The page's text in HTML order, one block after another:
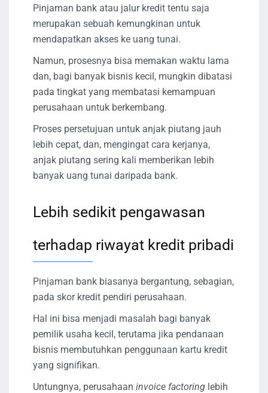
Pinjaman bank atau jalur kredit tentu saja
merupakan sebuah kemungkinan untuk
mendapatkan akses ke uang tunai.
Namun, prosesnya bisa memakan waktu lama
dan, bagi banyak bisnis kecil, mungkin dibatasi
pada tingkat yang membatasi kemampuan
perusahaan untuk berkembang.
Proses persetujuan untuk anjak piutang jauh
lebih cepat, dan, mengingat cara kerjanya,
anjak piutang sering kali memberikan lebih
banyak uang tunai daripada bank.
Lebih sedikit pengawasan
terhadap riwayat kredit pribadi
Pinjaman bank biasanya bergantung, sebagian,
pada skor kredit pendiri perusahaan.
Hal ini bisa menjadi masalah bagi banyak
pemilik usaha kecil, terutama jika pendanaan
bisnis membutuhkan penggunaan kartu kredit
yang signifikan.
Untungnya, perusahaan invoice factoring lebih